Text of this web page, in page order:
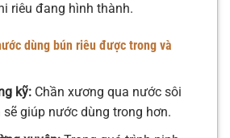
riêu đang hình thành.
dùng bún riêu được trong và
kỹ:Chần xương qua nước sôi
giúp nước dùng trong hơn.